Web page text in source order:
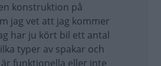
konstruktion på
jag vet att jag kommer
har ju kört bil ett antal
typer av spakar och
funktionella eller inte